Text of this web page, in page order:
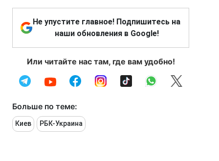
Не упустите главное! Подпишитесь на
наши обновления в Google!
Или читайте нас там, где вам удобно!
Больше по теме:
Киев РБК-Украина